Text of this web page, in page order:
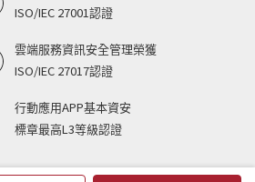
ISO/IEC 27001認證
雲端服務資訊安全管理榮獲
ISO/IEC 27017認證
行動應用APP基本資安
標章最高L3等級認證